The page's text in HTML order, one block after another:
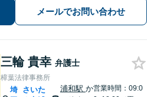
動産などに対応します。中小企業さ
ま、個人事業主さまからのご相談に注
メールでお問い合わせ
三輪 貴幸 弁護士
樟葉法律事務所
埼 さいた
浦和駅 か営業時間：09:0